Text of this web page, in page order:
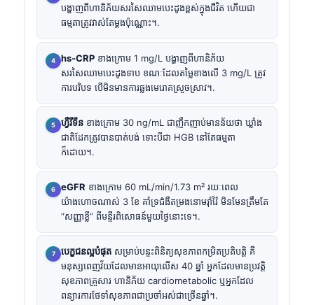
បង្ហាញពីហានិភ័យសរសៃឈាមបេះដូងខ្ពស់ក្នុងជីវិត ហើយជា
ធម្មតាត្រូវវាស់តែម្ដងប៉ុណ្ណោះ។.
hs-CRP ខាងក្រោម 1 mg/L បង្ហាញពីហានិភ័យ
សរសៃឈាមបេះដូងទាប ខណៈដែលតម្លៃខាងលើ 3 mg/L ត្រូវ
ការបរិបទ បើមិនមានការឆ្លងមេរោគស្រួចស្រាវ។.
ហ្វឺរីទីន ខាងក្រោម 30 ng/mL ជាញឹកញាប់មានន័យថា ឃ្លាំង
ជាតិដែកត្រូវបានបាត់បង់ ទោះបីជា HGB នៅតែធម្មតា
ក៏ដោយ។.
eGFR ខាងក្រោម 60 mL/min/1.73 m² រយៈពេល
យ៉ាងហោចណាស់ 3 ខែ គាំទ្រជំងឺតម្រងនោមរ៉ាំរ៉ៃ មិនមែនត្រឹមតែ
“សញ្ញាខ្លី” ពីមន្ទីរពិសោធន៍មួយថ្ងៃនោះទេ។.
បេក្ខជនល្អបំផុត សម្រាប់បន្ទះពិនិត្យសុខភាពកម្រិតប្រតិបត្តិ គឺ
មនុស្សពេញវ័យដែលមានអាយុលើស 40 ឆ្នាំ អ្នកដែលមានប្រវត្តិ
សុខភាពគ្រួសារ ហានិភ័យ cardiometabolic ឬអ្នកដែល
ពន្យារការថែទាំសុខភាពជាប្រចាំអស់ជាច្រើនឆ្នាំ។.